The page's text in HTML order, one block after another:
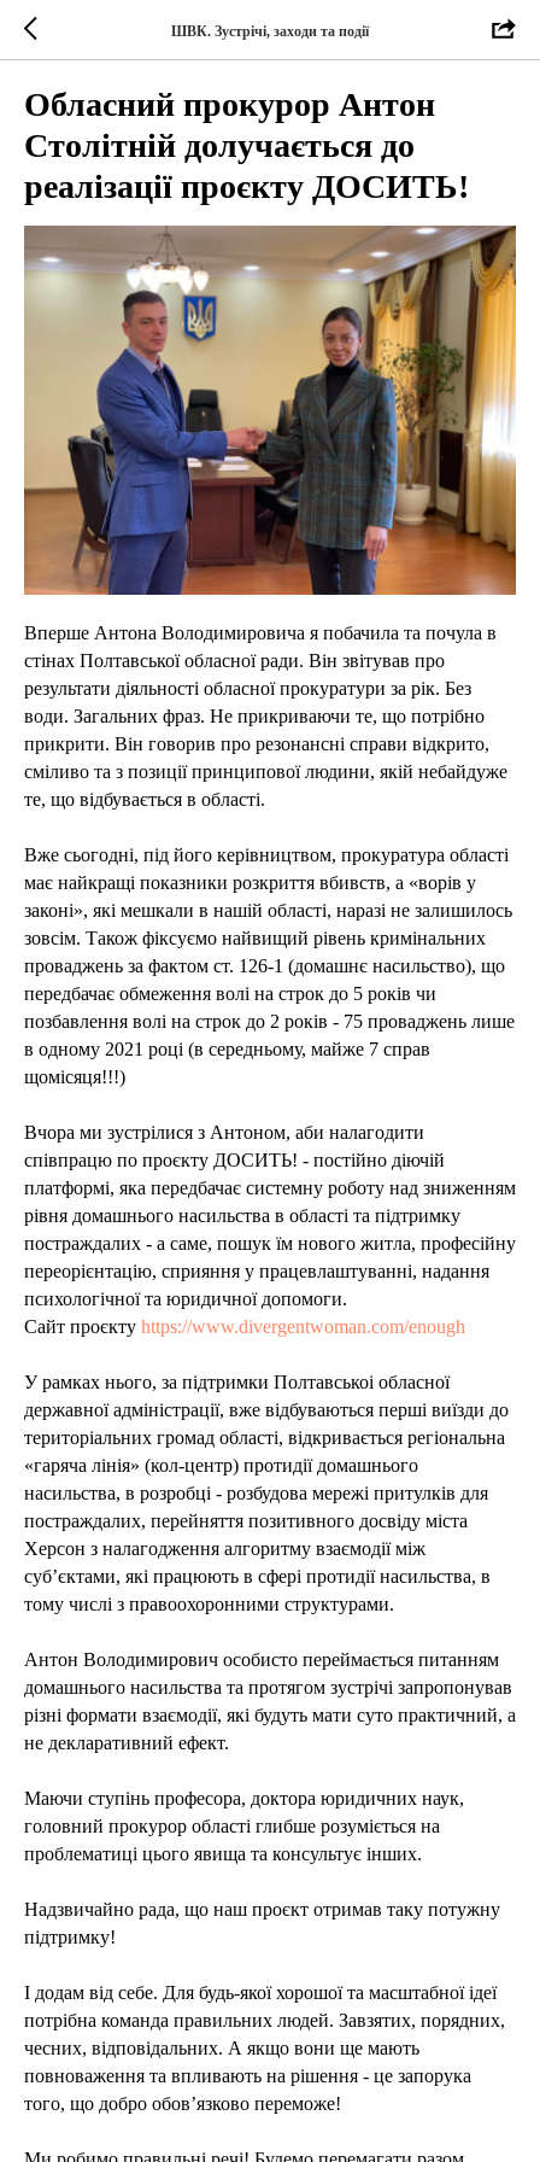
ШВК. Зустрічі, заходи та події
Обласний прокурор Антон
Столітній долучається до
реалізації проєкту ДОСИТЬ!
Вперше Антона Володимировича я побачила та почула в
стінах Полтавської обласної ради. Він звітував про
результати діяльності обласної прокуратури за рік. Без
води. Загальних фраз. Не прикриваючи те, що потрібно
прикрити. Він говорив про резонансні справи відкрито,
сміливо та з позиції принципової людини, якій небайдуже
те, що відбувається в області.
Вже сьогодні, під його керівництвом, прокуратура області
має найкращі показники розкриття вбивств, а «ворів у
законі», які мешкали в нашій області, наразі не залишилось
зовсім. Також фіксуємо найвищий рівень кримінальних
проваджень за фактом ст. 126-1 (домашнє насильство), що
передбачає обмеження волі на строк до 5 років чи
позбавлення волі на строк до 2 років - 75 проваджень лише
в одному 2021 році (в середньому, майже 7 справ
щомісяця!!!)
Вчора ми зустрілися з Антоном, аби налагодити
співпрацю по проєкту ДОСИТЬ! - постійно діючій
платформі, яка передбачає системну роботу над зниженням
рівня домашнього насильства в області та підтримку
постраждалих - а саме, пошук їм нового житла, професійну
переорієнтацію, сприяння у працевлаштуванні, надання
психологічної та юридичної допомоги.
Сайт проєкту https://www.divergentwoman.com/enough
У рамках нього, за підтримки Полтавськоі обласної
державної адміністрації, вже відбуваються перші виїзди до
територіальних громад області, відкривається регіональна
«гаряча лінія» (кол-центр) протидії домашнього
насильства, в розробці - розбудова мережі притулків для
постраждалих, перейняття позитивного досвіду міста
Херсон з налагодження алгоритму взаємодії між
суб’єктами, які працюють в сфері протидії насильства, в
тому числі з правоохоронними структурами.
Антон Володимирович особисто переймається питанням
домашнього насильства та протягом зустрічі запропонував
різні формати взаємодії, які будуть мати суто практичний, а
не декларативний ефект.
Маючи ступінь професора, доктора юридичних наук,
головний прокурор області глибше розуміється на
проблематиці цього явища та консультує інших.
Надзвичайно рада, що наш проєкт отримав таку потужну
підтримку!
І додам від себе. Для будь-якої хорошої та масштабної ідеї
потрібна команда правильних людей. Завзятих, порядних,
чесних, відповідальних. А якщо вони ще мають
повноваження та впливають на рішення - це запорука
того, що добро обов’язково переможе!